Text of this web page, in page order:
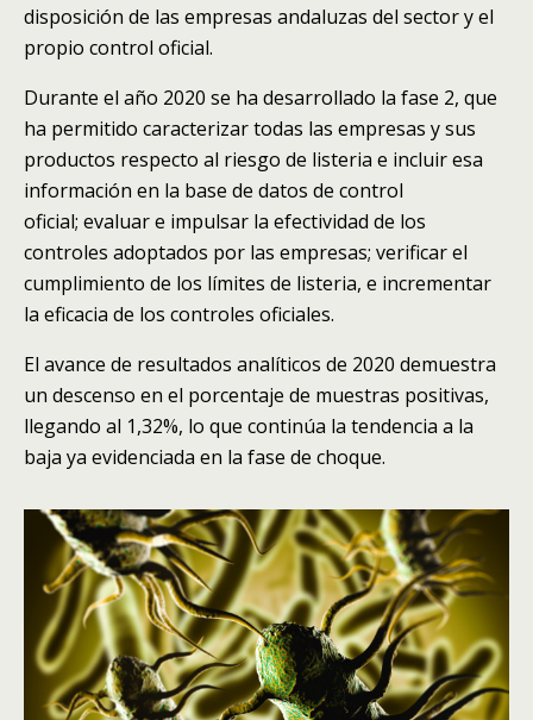
disposición de las empresas andaluzas del sector y el
propio control oficial.
Durante el año 2020 se ha desarrollado la fase 2, que
ha permitido caracterizar todas las empresas y sus
productos respecto al riesgo de listeria e incluir esa
información en la base de datos de control
oficial; evaluar e impulsar la efectividad de los
controles adoptados por las empresas; verificar el
cumplimiento de los límites de listeria, e incrementar
la eficacia de los controles oficiales.
El avance de resultados analíticos de 2020 demuestra
un descenso en el porcentaje de muestras positivas,
llegando al 1,32%, lo que continúa la tendencia a la
baja ya evidenciada en la fase de choque.